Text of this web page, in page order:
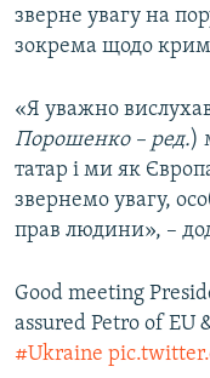
зверне увагу на
зокрема щодо
«Я уважно
Порошенко – ред.)
татар і ми як
звернемо увагу,
прав людини», –
Good meeting
assured Petro of EU
#Ukraine